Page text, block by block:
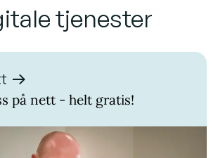
tjenester
på nett - helt gratis!